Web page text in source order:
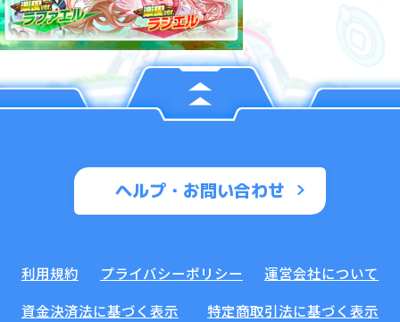
ヘルプ・お問い合わせ
利用規約 プライバシーポリシー
運営会社について
資金決済法に基づく表示
特定商取引法に基づく表示